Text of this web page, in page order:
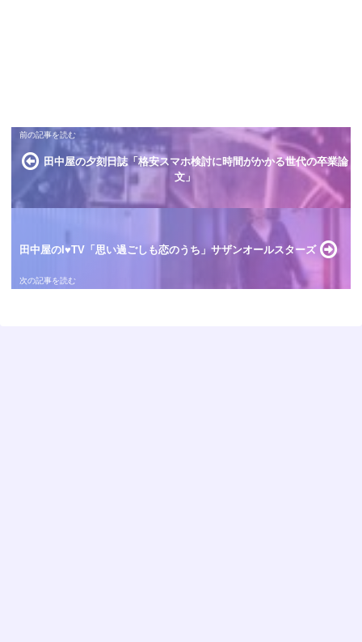
田中屋の夕刻日誌「格安スマホ検討に時間がかかる世代の卒業論
文」
田中屋のI♥️TV「思い過ごしも恋のうち」サザンオールスターズ